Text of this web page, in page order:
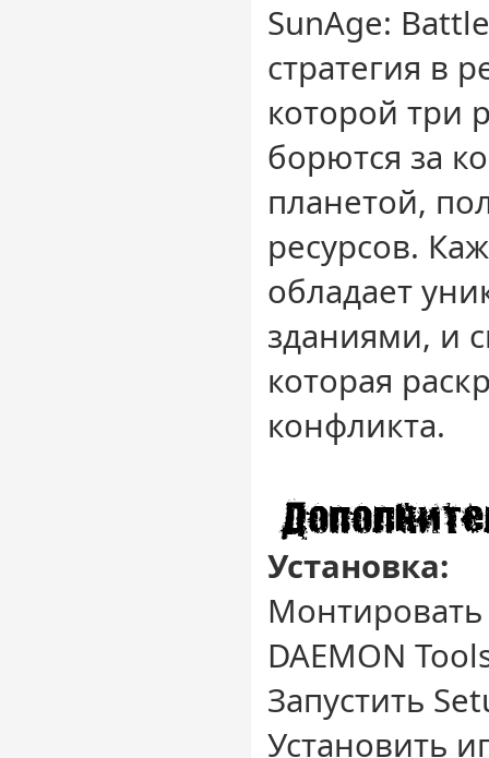
SunAge:
стратегия в
которой три
борются за
планетой,
ресурсов.
обладает
зданиями, и
которая
конфликта.
Установка:
DAEMON
Запустить
Установить